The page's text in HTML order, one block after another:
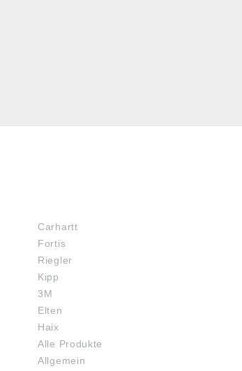
Carhartt
Fortis
Riegler
Kipp
3M
Elten
Haix
Alle Produkte
Allgemein